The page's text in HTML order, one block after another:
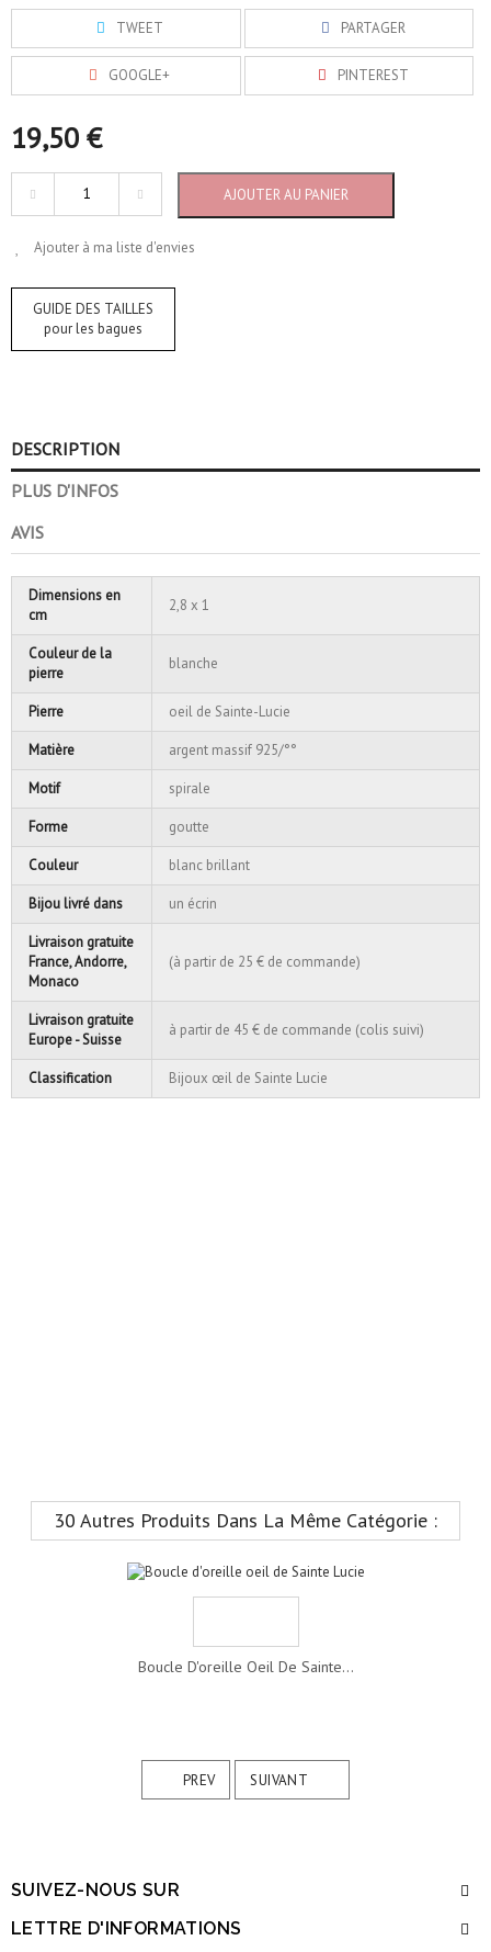
TWEET PARTAGER
GOOGLE+ PINTEREST
19,50 €
AJOUTER AU PANIER
Ajouter à ma liste d'envies
GUIDE DES TAILLES
pour les bagues
DESCRIPTION
PLUS D'INFOS
AVIS
Dimensions en
cm
2,8 x 1
Couleur de la
pierre
blanche
Pierre oeil de Sainte-Lucie
Matière argent massif 925/°°
Motif spirale
Forme goutte
Couleur blanc brillant
Bijou livré dans un écrin
Livraison gratuite
France, Andorre,
Monaco
(à partir de 25 € de commande)
Livraison gratuite
Europe - Suisse
à partir de 45 € de commande (colis suivi)
Classification Bijoux œil de Sainte Lucie
30 Autres Produits Dans La Même Catégorie :
Boucle D'oreille Oeil De Sainte...
PREV SUIVANT
SUIVEZ-NOUS SUR
LETTRE D'INFORMATIONS